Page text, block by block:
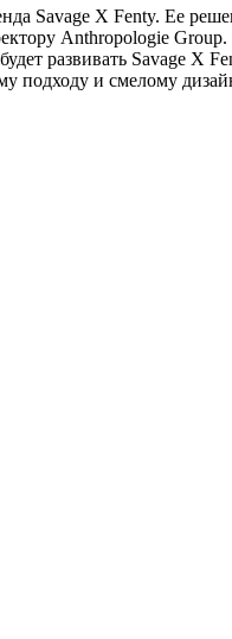
Savage X Fenty. Ее
Anthropologie Group.
развивать Savage X
подходу и смелому